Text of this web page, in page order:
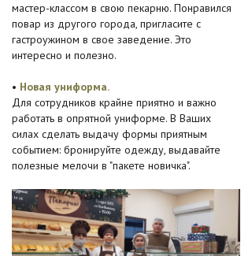
мастер-классом в свою пекарню. Понравился
повар из другого города, пригласите с
гастроужином в свое заведение. Это
интересно и полезно.
• Новая униформа.
Для сотрудников крайне приятно и важно
работать в опрятной униформе. В Ваших
силах сделать выдачу формы приятным
событием: бронируйте одежду, выдавайте
полезные мелочи в "пакете новичка".